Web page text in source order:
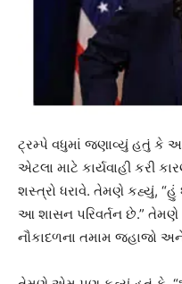
ટ્રમ્પે વધુમાં જણાવ્યું હતું કે
એટલા માટે કાર્યવાહી કરી
શસ્ત્રો ધરાવે. તેમણે કહ્યું, “હું
આ શાસન પરિવર્તન છે.” તેમણે
નૌકાદળના તમામ જહાજો અને